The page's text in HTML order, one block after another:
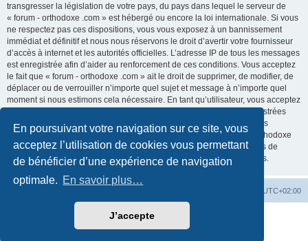
En poursuivant votre navigation sur ce site, vous
acceptez l’utilisation de cookies vous permettant
de bénéficier d’une expérience de navigation
optimale. En savoir plus…
J’accepte
transgresser la législation de votre pays, du pays dans lequel le serveur de
« forum - orthodoxe .com » est hébergé ou encore la loi internationale. Si vous
ne respectez pas ces dispositions, vous vous exposez à un bannissement
immédiat et définitif et nous nous réservons le droit d’avertir votre fournisseur
d’accès à internet et les autorités officielles. L’adresse IP de tous les messages
est enregistrée afin d’aider au renforcement de ces conditions. Vous acceptez
le fait que « forum - orthodoxe .com » ait le droit de supprimer, de modifier, de
déplacer ou de verrouiller n’importe quel sujet et message à n’importe quel
moment si nous estimons cela nécessaire. En tant qu’utilisateur, vous acceptez
que toutes les informations que vous avez renseignées soient enregistrées
dans notre base de données. Bien que ces informations ne seront pas
diffusées à une tierce partie sans votre consentement, ni « forum - orthodoxe
.com », ni phpBB, ne pourront être tenus comme responsables en cas de
tentative de piratage informatique visant à compromettre vos données.
UTC+02:00
phpBB® Forum Software © phpBB Limited
©